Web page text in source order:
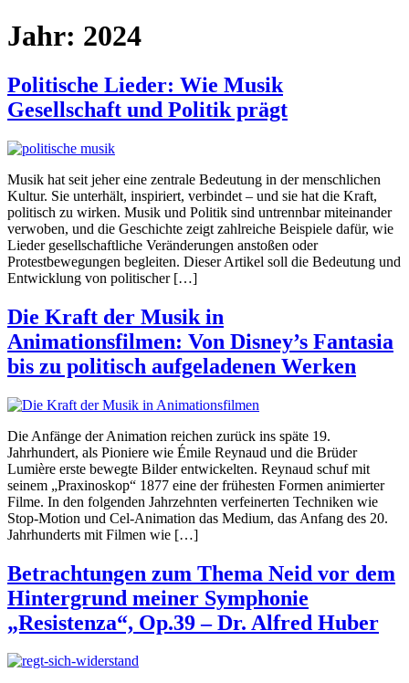
Jahr: 2024
Politische Lieder: Wie Musik
Gesellschaft und Politik prägt
Musik hat seit jeher eine zentrale Bedeutung in der menschlichen
Kultur. Sie unterhält, inspiriert, verbindet – und sie hat die Kraft,
politisch zu wirken. Musik und Politik sind untrennbar miteinander
verwoben, und die Geschichte zeigt zahlreiche Beispiele dafür, wie
Lieder gesellschaftliche Veränderungen anstoßen oder
Protestbewegungen begleiten. Dieser Artikel soll die Bedeutung und
Entwicklung von politischer […]
Die Kraft der Musik in
Animationsfilmen: Von Disney’s Fantasia
bis zu politisch aufgeladenen Werken
Die Anfänge der Animation reichen zurück ins späte 19.
Jahrhundert, als Pioniere wie Émile Reynaud und die Brüder
Lumière erste bewegte Bilder entwickelten. Reynaud schuf mit
seinem „Praxinoskop“ 1877 eine der frühesten Formen animierter
Filme. In den folgenden Jahrzehnten verfeinerten Techniken wie
Stop-Motion und Cel-Animation das Medium, das Anfang des 20.
Jahrhunderts mit Filmen wie […]
Betrachtungen zum Thema Neid vor dem
Hintergrund meiner Symphonie
„Resistenza“, Op.39 – Dr. Alfred Huber